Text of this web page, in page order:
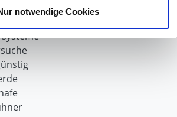
notwendige Cookies
bauen